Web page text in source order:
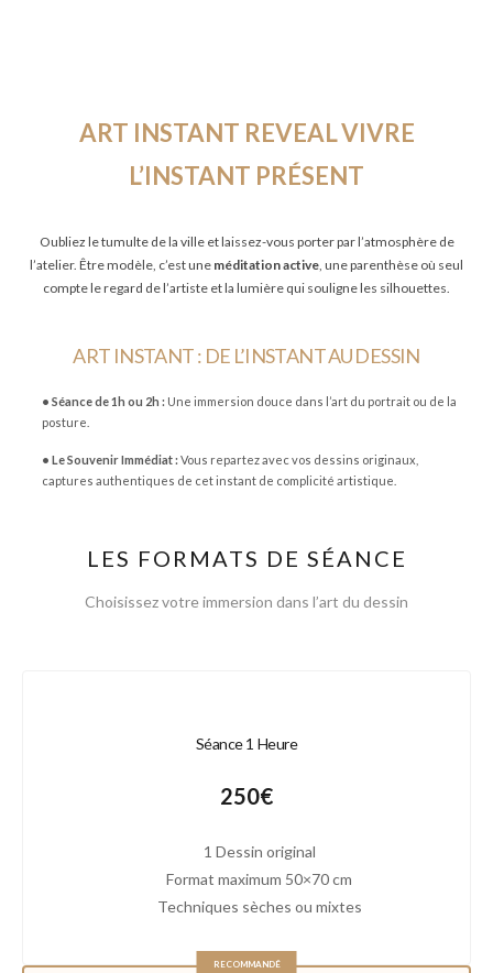
ART INSTANT REVEALVIVRE
L’INSTANT PRÉSENT
Oubliez le tumulte de la ville et laissez-vous porter par l’atmosphère de
l’atelier. Être modèle, c’est une méditation active , une parenthèse où seul
compte le regard de l’artiste et la lumière qui souligne les silhouettes.
ART INSTANT : DE L’INSTANT AU DESSIN
• Séance de 1h ou 2h : Une immersion douce dans l’art du portrait ou de la
posture.
• Le Souvenir Immédiat :Vous repartez avec vos dessins originaux,
captures authentiques de cet instant de complicité artistique.
LES FORMATS DE SÉANCE
Choisissez votre immersion dans l’art du dessin
Séance 1 Heure
250€
1 Dessin original
Format maximum 50×70 cm
Techniques sèches ou mixtes
RECOMMANDÉ